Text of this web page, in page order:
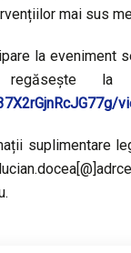
mai sus
la eveniment
la
suplimentare